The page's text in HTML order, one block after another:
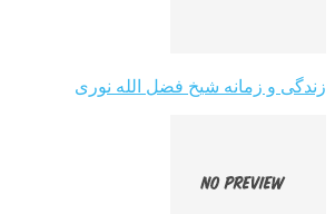
زندگی و زمانه شیخ فضل الله نوری